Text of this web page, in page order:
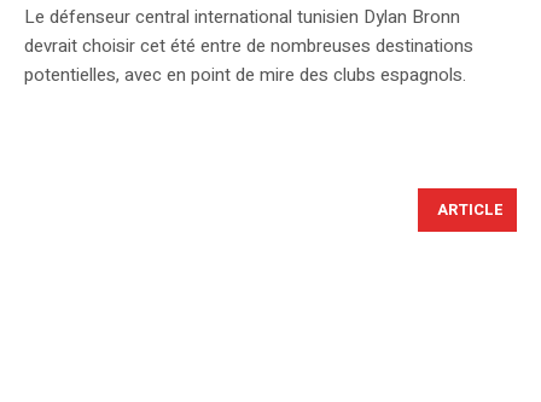
Le défenseur central international tunisien Dylan Bronn
devrait choisir cet été entre de nombreuses destinations
potentielles, avec en point de mire des clubs espagnols.
ARTICLE